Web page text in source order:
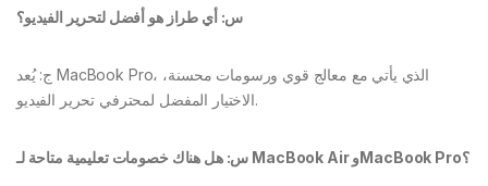
س: أي طراز هو أفضل لتحرير الفيديو؟
ج: يُعد MacBook Pro، الذي يأتي مع معالج قوي ورسومات محسنة،
الاختيار المفضل لمحترفي تحرير الفيديو.
س: هل هناك خصومات تعليمية متاحة لـ MacBook Air وMacBook Pro؟